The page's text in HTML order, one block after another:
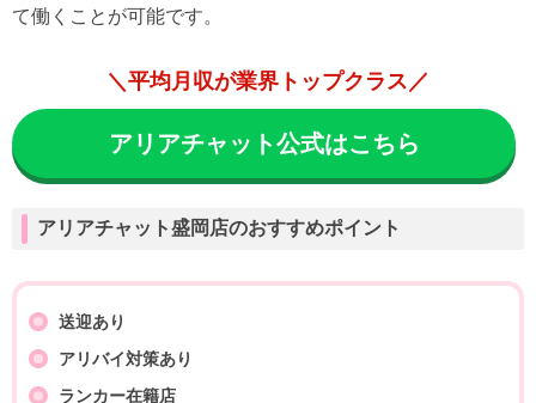
て働くことが可能です。
＼平均月収が業界トップクラス／
アリアチャット公式はこちら
アリアチャット盛岡店のおすすめポイント
送迎あり
アリバイ対策あり
ランカー在籍店